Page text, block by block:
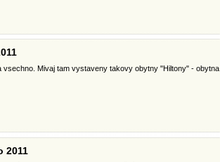
vsechno. Mivaj tam vystaveny takovy obytny "Hiltony" -
2011